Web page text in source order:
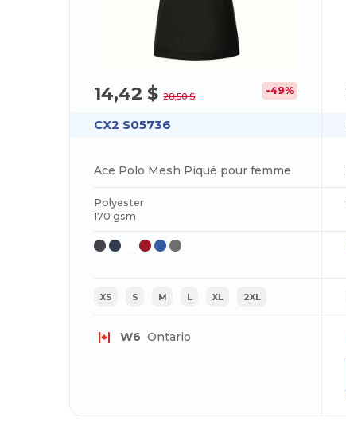
14,42 $28,50 $ -49%
CX2 S05736
Ace Polo Mesh Piqué pour femme
Polyester
170 gsm
XS S M L XL 2XL
W6 Ontario